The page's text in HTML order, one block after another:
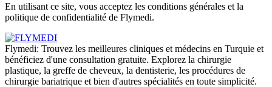
En utilisant ce site, vous acceptez les conditions générales et la
politique de confidentialité de Flymedi.
Flymedi: Trouvez les meilleures cliniques et médecins en Turquie et
bénéficiez d'une consultation gratuite. Explorez la chirurgie
plastique, la greffe de cheveux, la dentisterie, les procédures de
chirurgie bariatrique et bien d'autres spécialités en toute simplicité.